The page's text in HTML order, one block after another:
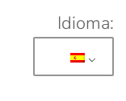
Idioma: